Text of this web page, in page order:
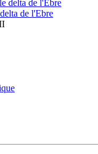
delta de l'Ebre
de l'Ebre